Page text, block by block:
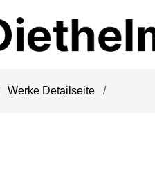
Werke Detailseite